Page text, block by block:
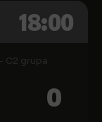
18:00
C2 grupa
0